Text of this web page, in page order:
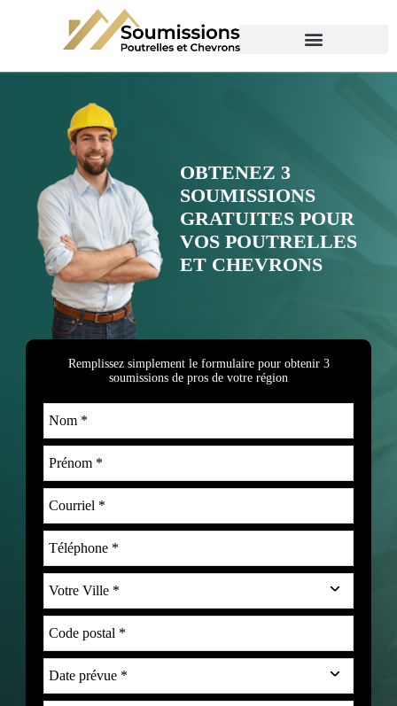
OBTENEZ 3
SOUMISSIONS
GRATUITES POUR
VOS POUTRELLES
ET CHEVRONS
Remplissez simplement le formulaire pour obtenir 3
soumissions de pros de votre région